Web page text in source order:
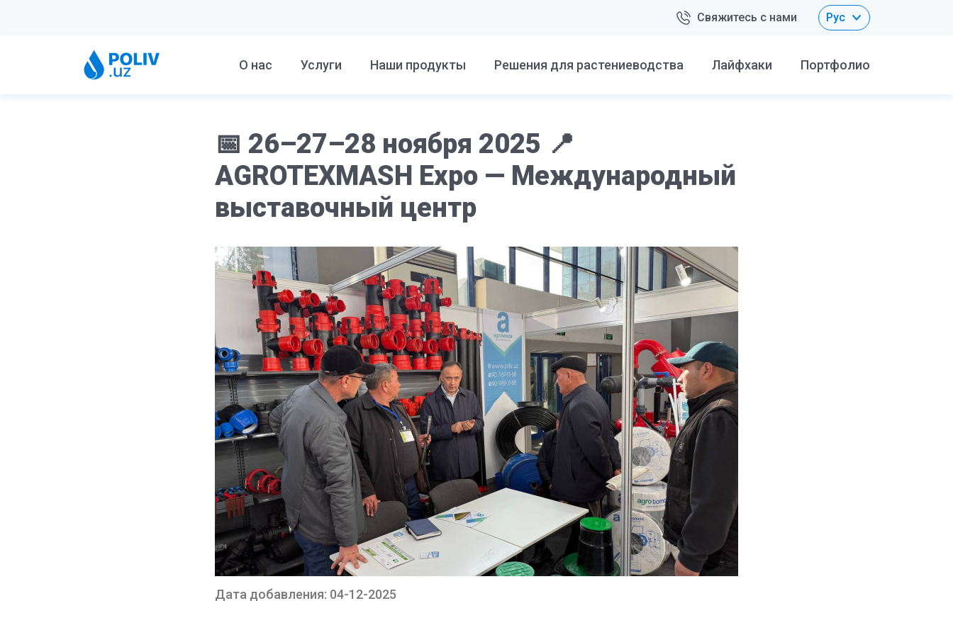
Свяжитесь с нами Рус
О нас Услуги Наши продукты Решения для растениеводства Лайфхаки Портфолио
📅 26–27–28 ноября 2025 📍
AGROTEXMASH Expo — Международный
выставочный центр
Дата добавления: 04-12-2025